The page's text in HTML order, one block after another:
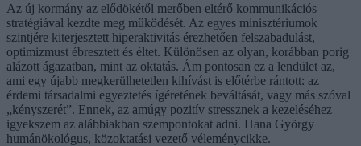
Az új kormány az elődökétől merőben eltérő kommunikációs
stratégiával kezdte meg működését. Az egyes minisztériumok
szintjére kiterjesztett hiperaktivitás érezhetően felszabadulást,
optimizmust ébresztett és éltet. Különösen az olyan, korábban porig
alázott ágazatban, mint az oktatás. Ám pontosan ez a lendület az,
ami egy újabb megkerülhetetlen kihívást is előtérbe rántott: az
érdemi társadalmi egyeztetés ígéretének beváltását, vagy más szóval
„kényszerét”. Ennek, az amúgy pozitív stressznek a kezeléséhez
igyekszem az alábbiakban szempontokat adni. Hana György
humánökológus, közoktatási vezető véleménycikke.